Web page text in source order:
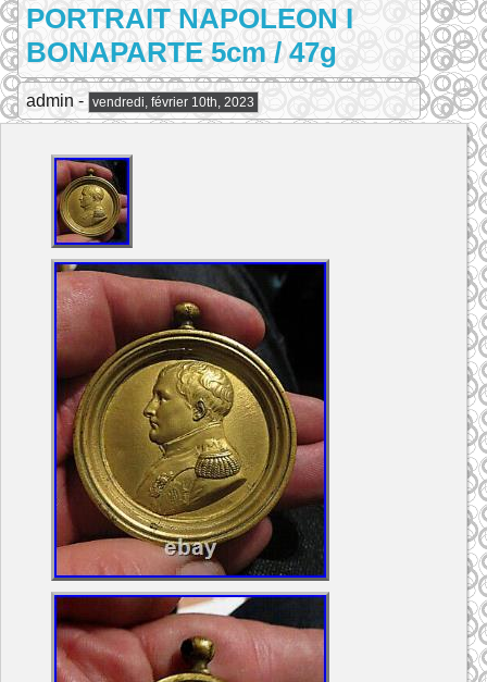
PORTRAIT NAPOLEON I
BONAPARTE 5cm / 47g
admin - vendredi, février 10th, 2023